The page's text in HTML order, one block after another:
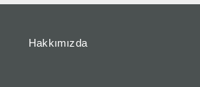
Hakkımızda